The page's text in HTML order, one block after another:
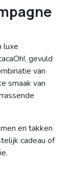
luxe
gevuld
van
smaak van
en takken
cadeau of